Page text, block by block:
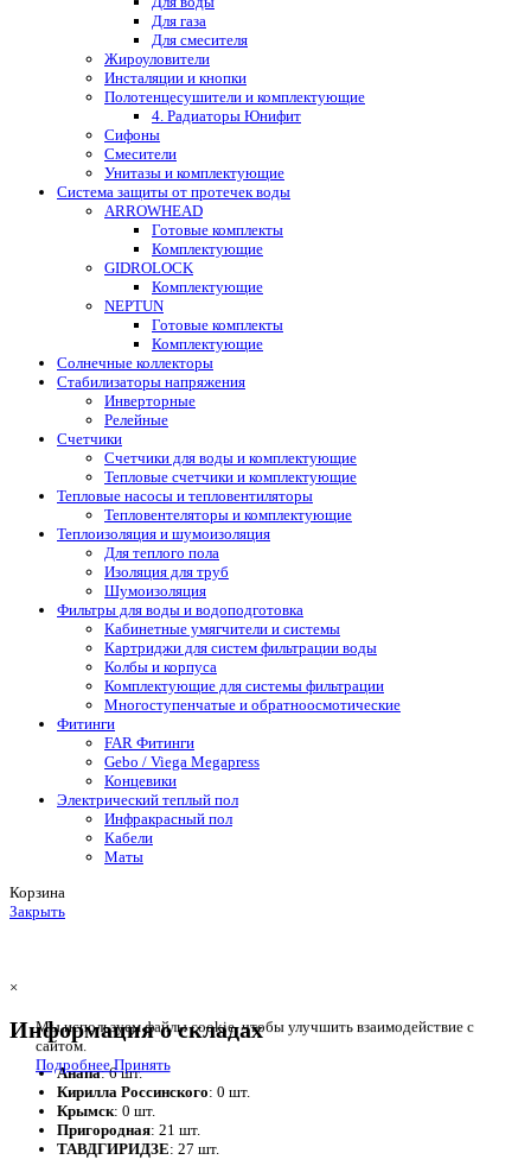
Для газа
Для смесителя
Жироуловители
Инсталяции и кнопки
Полотенцесушители и комплектующие
4. Радиаторы Юнифит
Сифоны
Смесители
Унитазы и комплектующие
Система защиты от протечек воды
ARROWHEAD
Готовые комплекты
Комплектующие
GIDROLOCK
Комплектующие
NEPTUN
Готовые комплекты
Комплектующие
Солнечные коллекторы
Стабилизаторы напряжения
Инверторные
Релейные
Счетчики
Счетчики для воды и комплектующие
Тепловые счетчики и комплектующие
Тепловые насосы и тепловентиляторы
Тепловентеляторы и комплектующие
Теплоизоляция и шумоизоляция
Для теплого пола
Изоляция для труб
Шумоизоляция
Фильтры для воды и водоподготовка
Кабинетные умягчители и системы
Картриджи для систем фильтрации воды
Колбы и корпуса
Комплектующие для системы фильтрации
Многоступенчатые и обратноосмотические
Фитинги
FAR Фитинги
Gebo / Viega Megapress
Концевики
Электрический теплый пол
Инфракрасный пол
Кабели
Маты
Корзина
Закрыть
Мы используем файлы cookie, чтобы улучшить взаимодействие с
сайтом.
ПодробнееПринять
×
Информация о складах
Анапа: 6 шт.
Кирилла Россинского: 0 шт.
Крымск: 0 шт.
Пригородная: 21 шт.
ТАВДГИРИДЗЕ: 27 шт.